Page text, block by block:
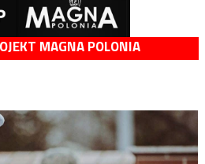
MAGNA POLONIA